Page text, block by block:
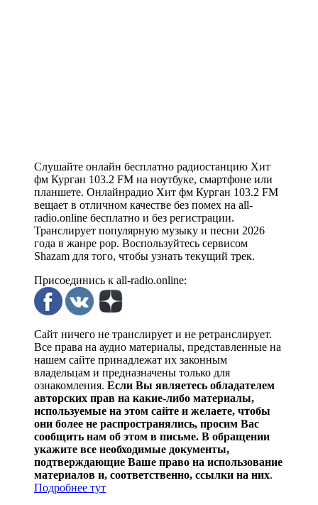
Слушайте онлайн бесплатно радиостанцию Хит
фм Курган 103.2 FM на ноутбуке, смартфоне или
планшете. Онлайнрадио Хит фм Курган 103.2 FM
вещает в отличном качестве без помех на all-
radio.online бесплатно и без регистрации.
Транслирует популярную музыку и песни 2026
года в жанре pop. Воспользуйтесь сервисом
Shazam для того, чтобы узнать текущий трек.
Присоединись к all-radio.online:
Сайт ничего не транслирует и не ретранслирует.
Все права на аудио материалы, представленные на
нашем сайте принадлежат их законным
владельцам и предназначены только для
ознакомления. Если Вы являетесь обладателем
авторских прав на какие-либо материалы,
используемые на этом сайте и желаете, чтобы
они более не распространялись, просим Вас
сообщить нам об этом в письме. В обращении
укажите все необходимые документы,
подтверждающие Ваше право на использование
материалов и, соответственно, ссылки на них.
Подробнее тут